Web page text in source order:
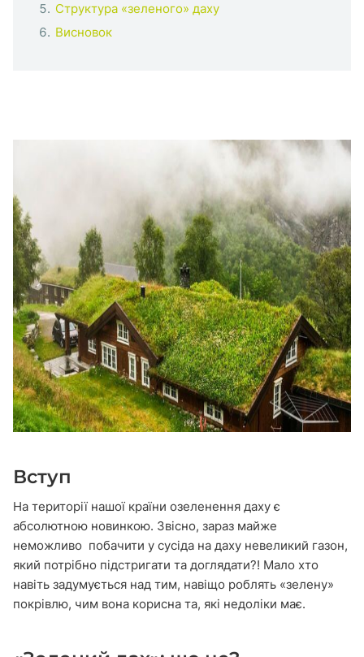
Структура «зеленого» даху
Висновок
Вступ
На території нашої країни озеленення даху є
абсолютною новинкою. Звісно, зараз майже
неможливо побачити у сусіда на даху невеликий газон,
який потрібно підстригати та доглядати?! Мало хто
навіть задумується над тим, навіщо роблять «зелену»
покрівлю, чим вона корисна та, які недоліки має.